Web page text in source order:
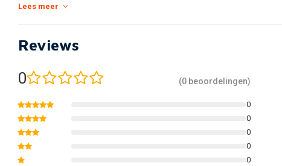
Siliconen
Color: Red
Lees meer
Reviews
0 (0 beoordelingen)
0
0
0
0
0